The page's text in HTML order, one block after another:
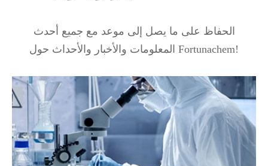
الحفاظ على ما يصل إلى موعد مع جميع أحدث
المعلومات والأخبار والأحداث حول Fortunachem!